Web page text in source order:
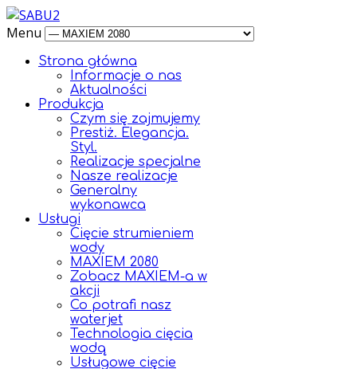
Menu
Strona główna
Informacje o nas
Aktualności
Produkcja
Czym się zajmujemy
Prestiż. Elegancja.
Styl.
Realizacje specjalne
Nasze realizacje
Generalny
wykonawca
Usługi
Cięcie strumieniem
wody
MAXIEM 2080
Zobacz MAXIEM-a w
akcji
Co potrafi nasz
waterjet
Technologia cięcia
wodą
Usługowe cięcie